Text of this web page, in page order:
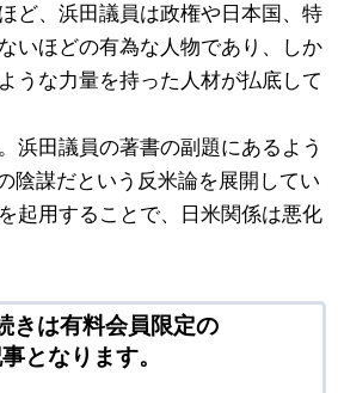
ど、浜田議員は政権や日本国、特
いほどの有為な人物であり、しか
うな力量を持った人材が払底して
浜田議員の著書の副題にあるよう
陰謀だという反米論を展開してい
起用することで、日米関係は悪化
きは有料会員限定の
となります。